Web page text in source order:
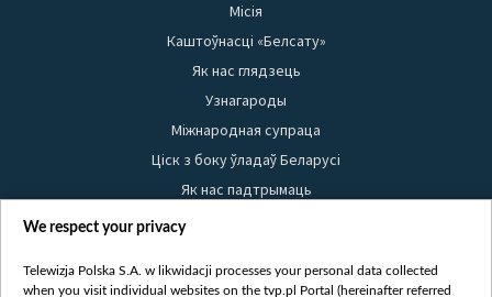
Місія
Каштоўнасці «Белсату»
Як нас глядзець
Узнагароды
Міжнародная супраца
Ціск з боку ўладаў Беларусі
Як нас падтрымаць
Правілы выкарыстання матэрыялаў
Бяспека
We respect your privacy
Telewizja Polska S.A. w likwidacji processes your personal data collected
when you visit individual websites on the tvp.pl Portal (hereinafter referred